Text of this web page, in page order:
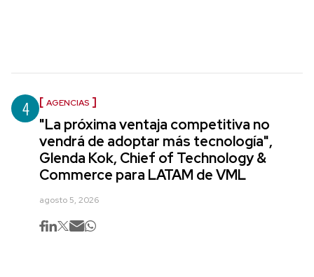
4 AGENCIAS
"La próxima ventaja competitiva no
vendrá de adoptar más tecnología",
Glenda Kok, Chief of Technology &
Commerce para LATAM de VML
agosto 5, 2026